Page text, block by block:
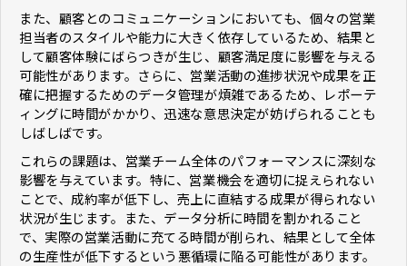
また、顧客とのコミュニケーションにおいても、個々の営業
担当者のスタイルや能力に大きく依存しているため、結果と
して顧客体験にばらつきが生じ、顧客満足度に影響を与える
可能性があります。さらに、営業活動の進捗状況や成果を正
確に把握するためのデータ管理が煩雑であるため、レポーテ
ィングに時間がかかり、迅速な意思決定が妨げられることも
しばしばです。
これらの課題は、営業チーム全体のパフォーマンスに深刻な
影響を与えています。特に、営業機会を適切に捉えられない
ことで、成約率が低下し、売上に直結する成果が得られない
状況が生じます。また、データ分析に時間を割かれること
で、実際の営業活動に充てる時間が削られ、結果として全体
の生産性が低下するという悪循環に陥る可能性があります。